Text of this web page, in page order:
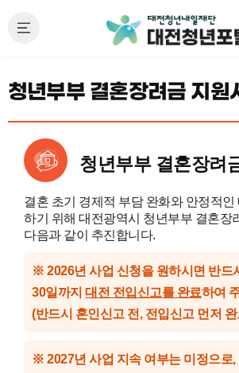
청년부부 결혼장려금 지원
청년부부 결혼장려
결혼 초기 경제적 부담 완화와 안정적인
하기 위해 대전광역시 청년부부 결혼장
다음과 같이 추진합니다.
※ 2026년 사업 신청을 원하시면 반드
30일까지대전 전입신고를 완료하여
(반드시 혼인신고 전, 전입신고 먼저
※ 2027년 사업 지속 여부는 미정으로,